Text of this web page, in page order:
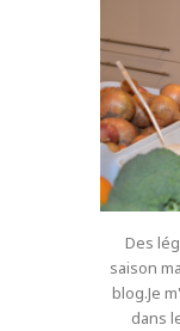
Des
saison
blog.Je
dans